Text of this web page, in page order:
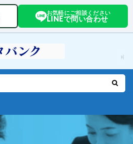
お気軽にご相談ください
LINEで問い合わせ